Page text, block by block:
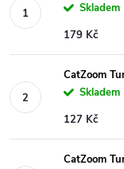
Skladem
179 Kč
CatZoom
Skladem
127 Kč
CatZoom